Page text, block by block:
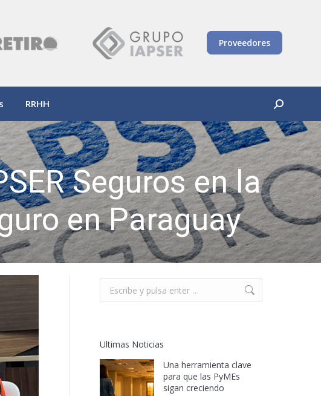
Proveedores
RRHH Buscar:
Seguros en la
en Paraguay
Ultimas Noticias
Una herramienta clave
para que las PyMEs
sigan creciendo